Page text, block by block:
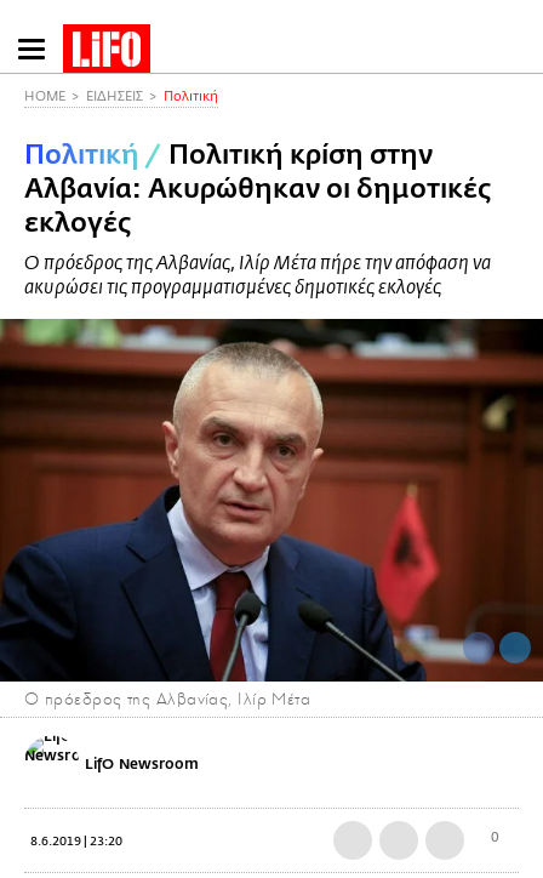
Παράκαμψη
προς
περιεχόμενο
HOME ΕΙΔΗΣΕΙΣ Πολιτική
Πολιτική / Πολιτική κρίση στην
Αλβανία: Ακυρώθηκαν οι δημοτικές
εκλογές
Ο πρόεδρος της Αλβανίας, Ιλίρ Μέτα πήρε την απόφαση να
ακυρώσει τις προγραμματισμένες δημοτικές εκλογές
Ο πρόεδρος της Αλβανίας, Ιλίρ Μέτα
LifO Newsroom
8.6.2019 | 23:20 0